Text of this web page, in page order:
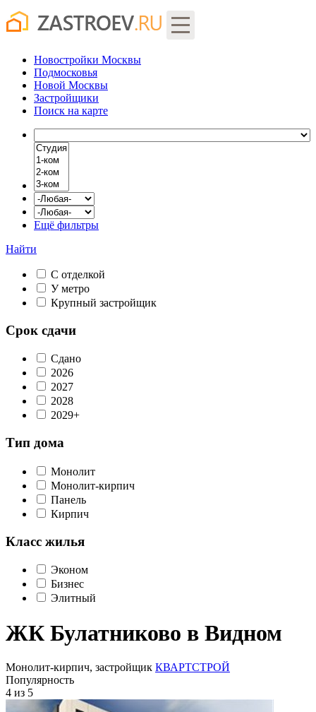
Новостройки Москвы
Подмосковья
Новой Москвы
Застройщики
Поиск на карте
Ещё фильтры
Найти
С отделкой
У метро
Крупный застройщик
Срок сдачи
Сдано
2026
2027
2028
2029+
Тип дома
Монолит
Монолит-кирпич
Панель
Кирпич
Класс жилья
Эконом
Бизнес
Элитный
ЖК Булатниково в Видном
Монолит-кирпич, застройщик КВАРТСТРОЙ
Популярность
4 из 5